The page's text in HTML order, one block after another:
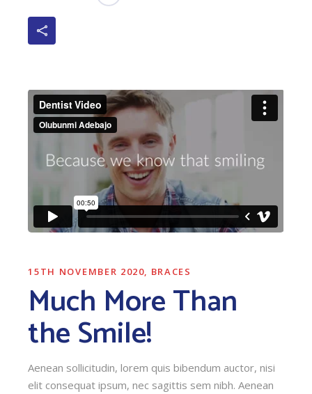
15TH NOVEMBER 2020 BRACES
Much More Than
the Smile!
Aenean sollicitudin, lorem quis bibendum auctor, nisi
elit consequat ipsum, nec sagittis sem nibh. Aenean